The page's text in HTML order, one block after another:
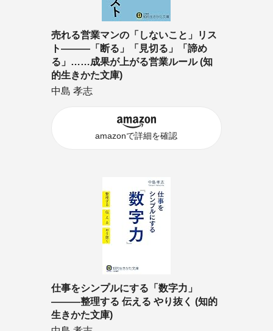
売れる営業マンの「しないこと」リス
ト―――「断る」「見切る」「諦め
る」……成果が上がる営業ルール (知
的生きかた文庫)
中島 孝志
amazonで詳細を確認
仕事をシンプルにする「数字力」
―――整理する 伝える やり抜く (知的
生きかた文庫)